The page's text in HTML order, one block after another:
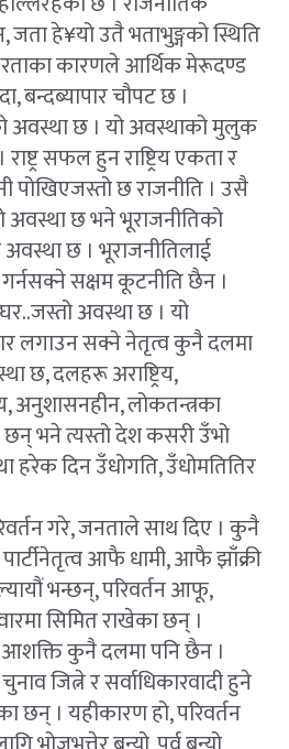
हे¥यो उतै भताभुङ्गको स्थिति
कारणले आर्थिक मेरूदण्ड
बन्दब्यापार चौपट छ ।
अवस्था छ । यो अवस्थाको मुलुक
सफल हुन राष्ट्रिय एकता र
पोखिएजस्तो छ राजनीति । उसै
अवस्था छ भने भूराजनीतिको
अवस्था छ । भूराजनीतिलाई
सक्षम कूटनीति छैन ।
अवस्था छ । यो
लगाउन सक्ने नेतृत्व कुनै दलमा
छ, दलहरू अराष्ट्रिय,
अनुशासनहीन, लोकतन्त्रका
छन् भने त्यस्तो देश कसरी उँभो
हरेक दिन उँधोगति, उँधोमतितिर
गरे, जनताले साथ दिए । कुनै
आफै धामी, आफै झाँक्री
भन्छन्, परिवर्तन आफू,
सिमित राखेका छन् ।
आशक्ति कुनै दलमा पनि छैन ।
जित्ने र सर्वाधिकारवादी हुने
छन् । यहीकारण हो, परिवर्तन